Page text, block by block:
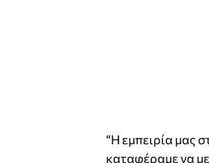
“Η εμπειρία μας
καταφέραμε να